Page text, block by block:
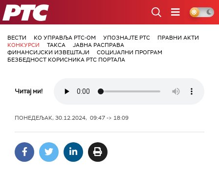
РТС
ВЕСТИ КО УПРАВЉА РТС-ОМ УПОЗНАЈТЕ РТС
ПРАВНИ АКТИ
КОНКУРСИ
ТАКСА
ЈАВНА РАСПРАВА
ФИНАНСИЈСКИ ИЗВЕШТАЈИ
СОЦИЈАЛНИ ПРОГРАМ
БЕЗБЕДНОСТ КОРИСНИКА РТС ПОРТАЛА
Читај ми!
ПОНЕДЕЉАК, 30.12.2024, 09:47 -> 18:09